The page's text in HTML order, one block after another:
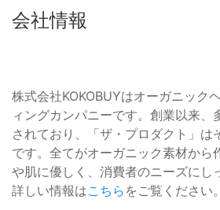
会社情報
株式会社KOKOBUYはオーガニック
ィングカンパニーです。創業以来、
されており、「ザ・プロダクト」は
です。全てがオーガニック素材から
や肌に優しく、消費者のニーズにし
詳しい情報はこちら をご覧ください。